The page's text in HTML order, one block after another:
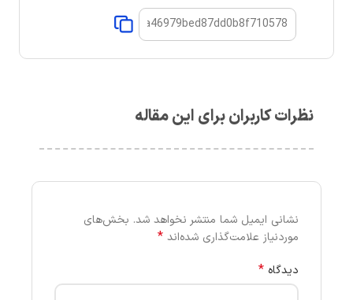
نظرات کاربران برای این مقاله
نشانی ایمیل شما منتشر نخواهد شد. بخش‌های
موردنیاز علامت‌گذاری شده‌اند *
دیدگاه *